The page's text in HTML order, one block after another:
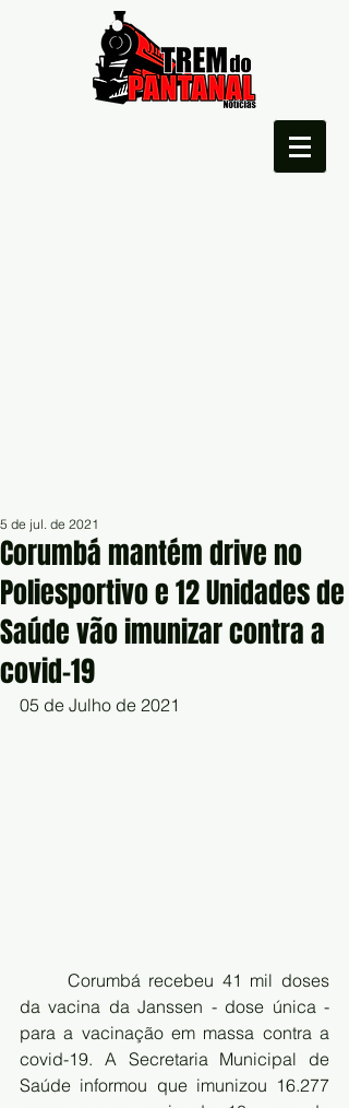
Corumbá mantém drive no
Poliesportivo e 12 Unidades de
Saúde vão imunizar contra a
covid-19
5 de jul. de 2021
05 de Julho de 2021
da vacina da Janssen - dose única -
para a vacinação em massa contra a
covid-19. A Secretaria Municipal de
Saúde informou que imunizou 16.277